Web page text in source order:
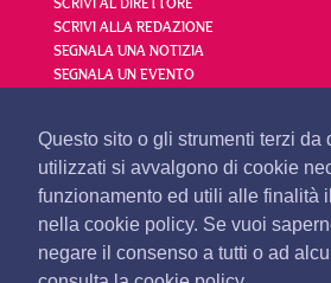
Questo sito o gli strumenti terzi da
utilizzati si avvalgono di cookie
funzionamento ed utili alle finalità
nella cookie policy. Se vuoi
negare il consenso a tutti o ad
SCRIVI ALLA REDAZIONE
SEGNALA UNA NOTIZIA
SEGNALA UN EVENTO
redazione@olbianotizie.it